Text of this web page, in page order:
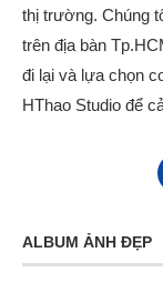
thị trường. Chúng
trên địa bàn
đi lại và lựa chọn
HThao Studio để
ALBUM ẢNH ĐẸP